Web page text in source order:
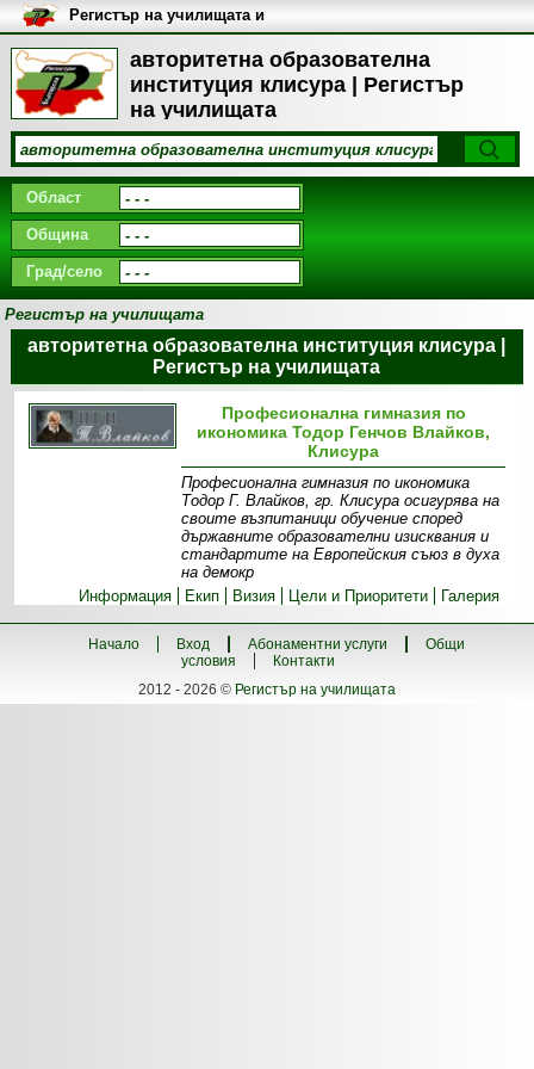
авторитетна образователна
институция клисура | Регистър
на училищата
Регистър на училищата и
университетите в България
Област
Община
Град/село
Регистър на училищата
авторитетна образователна институция клисура |
Регистър на училищата
Професионална гимназия по
икономика Тодор Генчов Влайков,
Клисура
Професионална гимназия по икономика
Тодор Г. Влайков, гр. Клисура осигурява на
своите възпитаници обучение според
държавните образователни изисквания и
стандартите на Европейския съюз в духа
на демокр
Информация
Екип Визия Цели и Приоритети Галерия
Начало Вход Абонаментни услуги
Общи
условия
Контакти
2012 - 2026 © Регистър на училищата